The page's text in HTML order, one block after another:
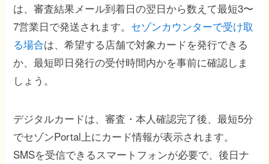
は、審査結果メール到着日の翌日から数えて最短3〜
7営業日で発送されます。 セゾンカウンターで受け取
る場合は、希望する店舗で対象カードを発行できる
か、最短即日発行の受付時間内かを事前に確認しま
しょう。
デジタルカードは、審査・本人確認完了後、最短5分
でセゾンPortal上にカード情報が表示されます。
SMSを受信できるスマートフォンが必要で、後日ナ